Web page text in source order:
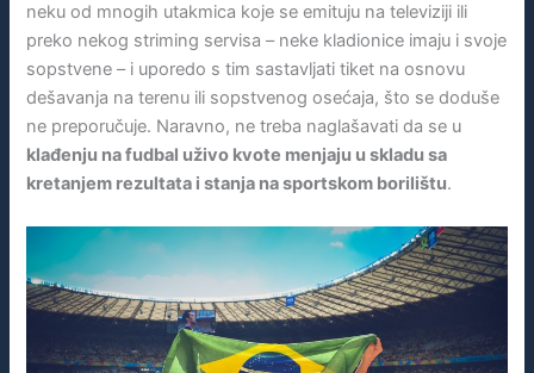
neku od mnogih utakmica koje se emituju na televiziji ili
preko nekog striming servisa – neke kladionice imaju i svoje
sopstvene – i uporedo s tim sastavljati tiket na osnovu
dešavanja na terenu ili sopstvenog osećaja, što se doduše
ne preporučuje. Naravno, ne treba naglašavati da se u
klađenju na fudbal uživo kvote menjaju u skladu sa
kretanjem rezultata i stanja na sportskom borilištu.